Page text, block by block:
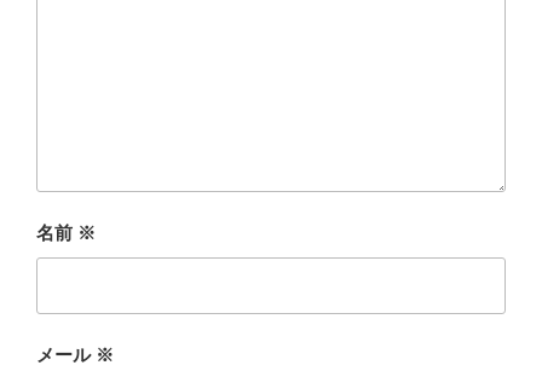
名前 ※
メール ※